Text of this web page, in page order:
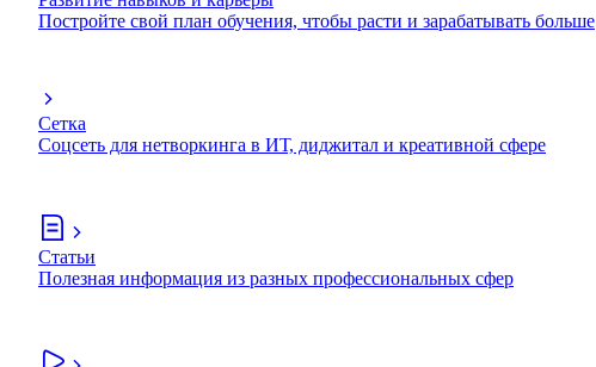
Постройте свой план обучения, чтобы расти и зарабатывать больше
Сетка
Соцсеть для нетворкинга в ИТ, диджитал и креативной сфере
Статьи
Полезная информация из разных профессиональных сфер